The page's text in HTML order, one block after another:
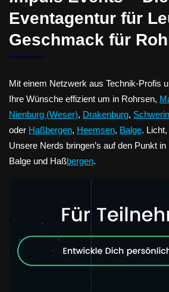
Eventagentur für
Geschmack für
Mit einem Netzwerk aus Technik-Profis
Ihre Wünsche effizient um in Rohrsen,
Nienburg (Weser), Drakenburg,
oder Haßbergen, Heemsen, Balge.
Unsere Nerds bringen’s auf den Punkt
Balge und Haßbergen.